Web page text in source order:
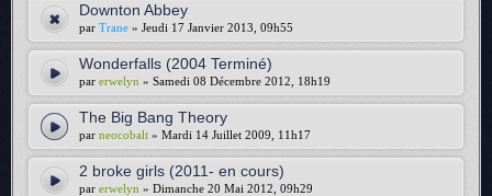
Downton Abbey
par Trane » Jeudi 17 Janvier 2013, 09h55
Wonderfalls (2004 Terminé)
par erwelyn » Samedi 08 Décembre 2012, 18h19
The Big Bang Theory
par neocobalt » Mardi 14 Juillet 2009, 11h17
2 broke girls (2011- en cours)
par erwelyn » Dimanche 20 Mai 2012, 09h29